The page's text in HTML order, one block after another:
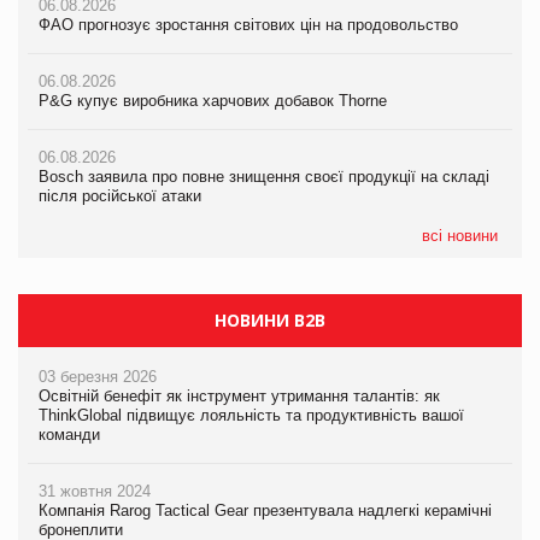
06.08.2026
ФАО прогнозує зростання світових цін на продовольство
06.08.2026
P&G купує виробника харчових добавок Thorne
06.08.2026
Bosch заявила про повне знищення своєї продукції на складі
після російської атаки
всі новини
05.08.2026
новинки від ТМ ТОКЕРИ
Сергій Лісунов про заморожені хлібобулочні вироби на
06.08.2026
ФАО прогнозує зростання світових цін на продовольство
06.08.2026
P&G купує виробника харчових добавок Thorne
06.08.2026
Bosch заявила про повне знищення своєї продукції на складі
після російської атаки
НОВИНИ B2B
03 березня 2026
Освітній бенефіт як інструмент утримання талантів: як
ThinkGlobal підвищує лояльність та продуктивність вашої
команди
31 жовтня 2024
Компанія Rarog Tactical Gear презентувала надлегкі керамічні
бронеплити